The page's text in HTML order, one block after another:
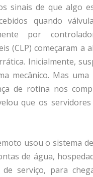
sinais de que algo
quando
por
(CLP) começaram a
Inicialmente,
mecânico. Mas uma
de rotina nos
que os
usou o sistema
de água,
de serviço, para